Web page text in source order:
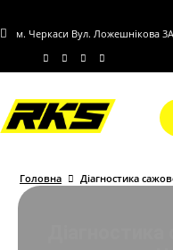
м. Черкаси Вул. Ложешнікова 3А
Головна Діагностика